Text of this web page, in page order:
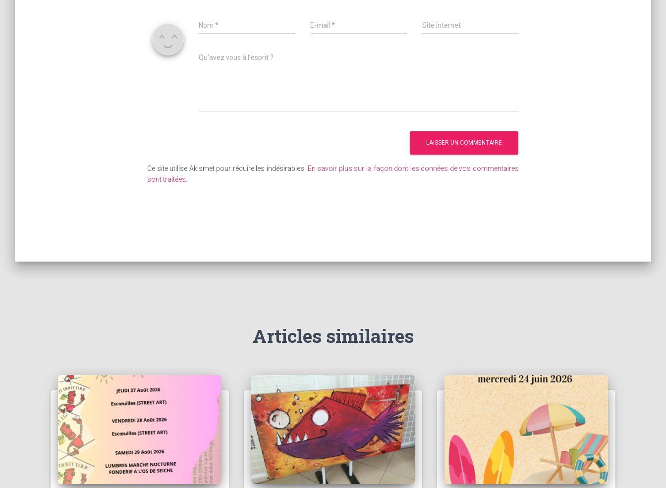
Nom * E-mail* Site internet
Qu’avez vous à l’esprit ?
Ce site utilise Akismet pour réduire les indésirables. En savoir plus sur la façon dont les données de vos commentaires
sont traitées
Articles similaires